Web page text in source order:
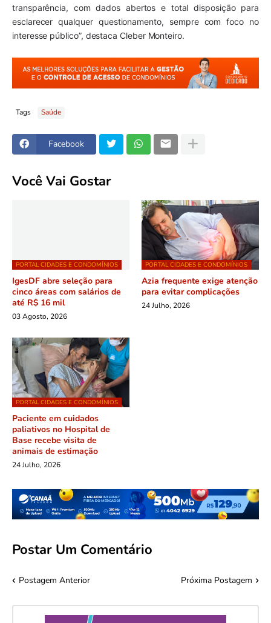
transparência, com dados abertos e total disposição para
esclarecer qualquer questionamento, sempre com foco no
interesse público”, destaca Cleber Monteiro.
Tags Saúde
Facebook
Você Vai Gostar
PORTAL CIDADES E CONDOMÍNIOS
IgesDF abre seleção para
cinco áreas com salários de
até R$ 16 mil
03 Agosto, 2026
PORTAL CIDADES E CONDOMÍNIOS
Azia frequente exige atenção
para evitar complicações
24 Julho, 2026
PORTAL CIDADES E CONDOMÍNIOS
Paciente em cuidados
paliativos no Hospital de
Base recebe visita de
animais de estimação
24 Julho, 2026
Postar Um Comentário
Postagem Anterior Próxima Postagem